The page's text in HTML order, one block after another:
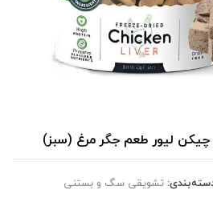
لیور طعم جگر مرغ (سبز)
تشویقی سگ و بستنی